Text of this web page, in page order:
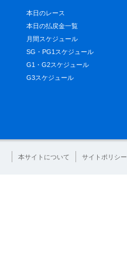
本日のレース
本日の払戻金一覧
月間スケジュール
SG・PG1スケジュール
G1・G2スケジュール
G3スケジュール
本サイトについて サイトポリシー